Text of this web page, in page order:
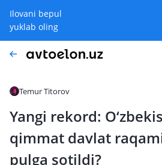
Ilovani bepul
yuklab oling
Temur Titorov
Yangi rekord:
qimmat davlat
pulga sotildi?